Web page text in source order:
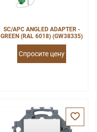
SC/APC ANGLED ADAPTER -
GREEN (RAL 6018) (GW38335)
Спросите цену